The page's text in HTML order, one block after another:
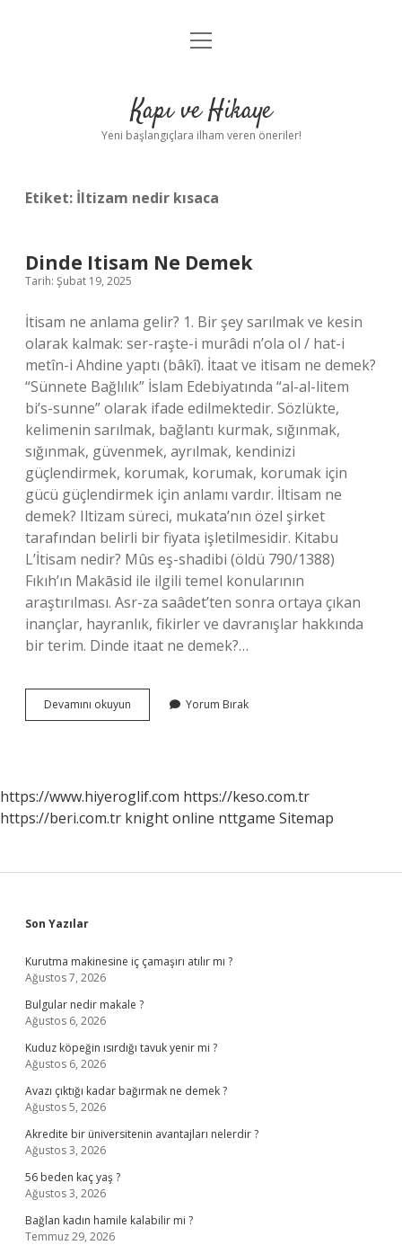
Anasayfa
Yasal Uyarı
menüyü
Kapı ve Hikaye
Yeni başlangıçlara ilham veren öneriler!
Etiket: İltizam nedir kısaca
Dinde Itisam Ne Demek
Tarih: Şubat 19, 2025
İtisam ne anlama gelir? 1. Bir şey sarılmak ve kesin
olarak kalmak: ser-raşte-i murâdi n’ola ol / hat-i
metîn-i Ahdine yaptı (bâkî). İtaat ve itisam ne demek?
“Sünnete Bağlılık” İslam Edebiyatında “al-al-litem
bi’s-sunne” olarak ifade edilmektedir. Sözlükte,
kelimenin sarılmak, bağlantı kurmak, sığınmak,
sığınmak, güvenmek, ayrılmak, kendinizi
güçlendirmek, korumak, korumak, korumak için
gücü güçlendirmek için anlamı vardır. İltisam ne
demek? Iltizam süreci, mukata’nın özel şirket
tarafından belirli bir fiyata işletilmesidir. Kitabu
L’İtisam nedir? Mûs eş-shadibi (öldü 790/1388)
Fıkıh’ın Makāsid ile ilgili temel konularının
araştırılması. Asr-za saâdet’ten sonra ortaya çıkan
inançlar, hayranlık, fikirler ve davranışlar hakkında
bir terim. Dinde itaat ne demek?…
Devamını okuyun
Itisam
Yorum Bırak
https://www.hiyeroglif.com https://keso.com.tr
https://beri.com.tr knight online nttgame Sitemap
Sidebar
Son Yazılar
Kurutma makinesine iç çamaşırı atılır mı ?
Ağustos 7, 2026
Bulgular nedir makale ?
Ağustos 6, 2026
Kuduz köpeğin ısırdığı tavuk yenir mi ?
Ağustos 6, 2026
Avazı çıktığı kadar bağırmak ne demek ?
Ağustos 5, 2026
Akredite bir üniversitenin avantajları nelerdir ?
Ağustos 3, 2026
56 beden kaç yaş ?
Ağustos 3, 2026
Bağlan kadın hamile kalabilir mi ?
Temmuz 29, 2026